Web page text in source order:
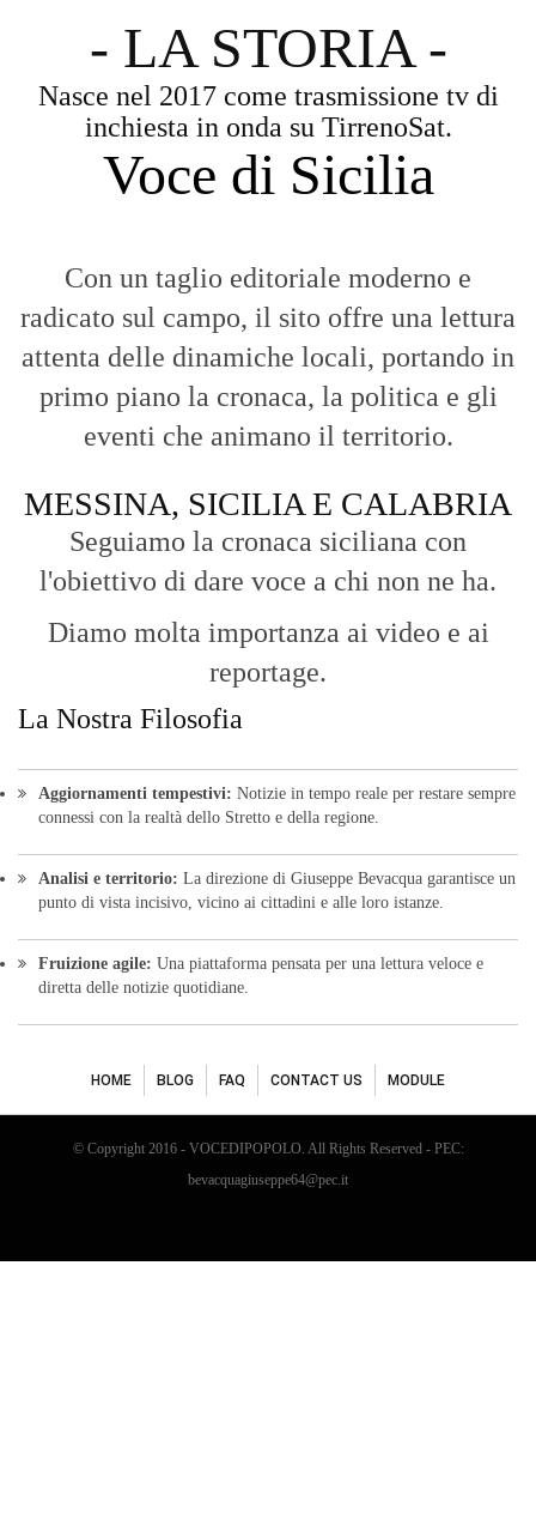
- LA STORIA -
Nasce nel 2017 come trasmissione tv di
inchiesta in onda su TirrenoSat.
Voce di Sicilia
Con un taglio editoriale moderno e
radicato sul campo, il sito offre una lettura
attenta delle dinamiche locali, portando in
primo piano la cronaca, la politica e gli
eventi che animano il territorio.
MESSINA, SICILIA E CALABRIA
Seguiamo la cronaca siciliana con
l'obiettivo di dare voce a chi non ne ha.
Diamo molta importanza ai video e ai
reportage.
La Nostra Filosofia
Aggiornamenti tempestivi: Notizie in tempo reale per restare sempre
connessi con la realtà dello Stretto e della regione.
Analisi e territorio: La direzione di Giuseppe Bevacqua garantisce un
punto di vista incisivo, vicino ai cittadini e alle loro istanze.
Fruizione agile: Una piattaforma pensata per una lettura veloce e
diretta delle notizie quotidiane.
HOME BLOG FAQ CONTACT US MODULE
© Copyright 2016 - VOCEDIPOPOLO. All Rights Reserved - PEC:
bevacquagiuseppe64@pec.it